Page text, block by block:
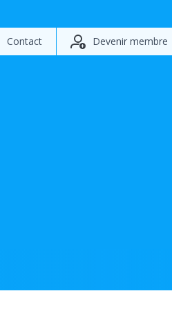
Contact Devenir membre